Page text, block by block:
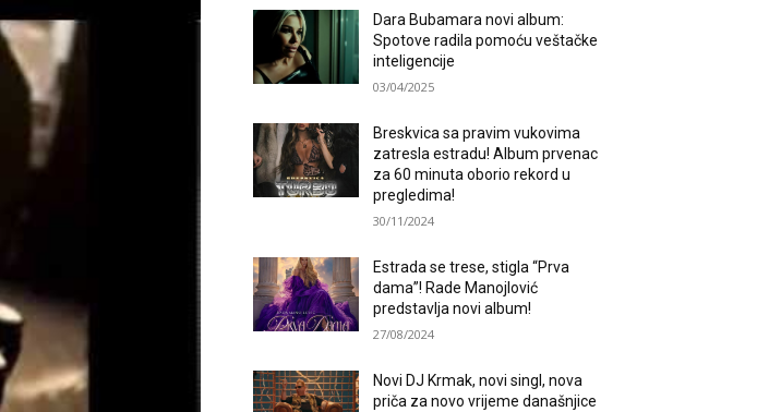
Dara Bubamara novi album:
Spotove radila pomoću veštačke
inteligencije
03/04/2025
Breskvica sa pravim vukovima
zatresla estradu! Album prvenac
za 60 minuta oborio rekord u
pregledima!
30/11/2024
Estrada se trese, stigla “Prva
dama”! Rade Manojlović
predstavlja novi album!
27/08/2024
Novi DJ Krmak, novi singl, nova
priča za novo vrijeme današnjice